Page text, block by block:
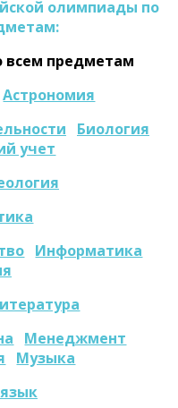
олимпиады по
предметам
Астрономия
Биология
учет
Информатика
Менеджмент
Музыка